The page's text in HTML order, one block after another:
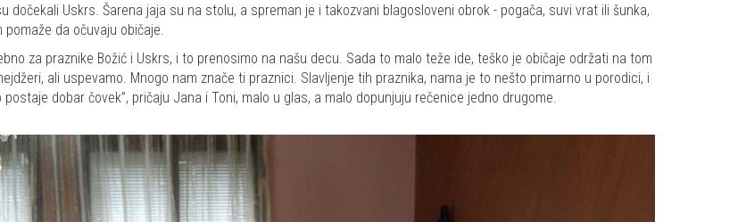
dočekali Uskrs. Šarena jaja su na stolu, a spreman je i takozvani blagosloveni obrok - pogača, suvi vrat ili šunka,
da očuvaju običaje.
za praznike Božić i Uskrs, i to prenosimo na našu decu. Sada to malo teže ide, teško je običaje održati na tom
ali uspevamo. Mnogo nam znače ti praznici. Slavljenje tih praznika, nama je to nešto primarno u porodici, i
dobar čovek”, pričaju Jana i Toni, malo u glas, a malo dopunjuju rečenice jedno drugome.